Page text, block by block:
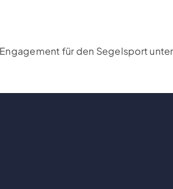
für den Segelsport